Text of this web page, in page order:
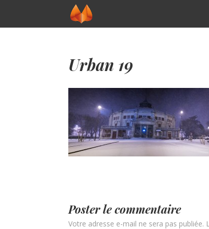
Urban 19
Poster le commentaire
Votre adresse e-mail ne sera pas publiée.